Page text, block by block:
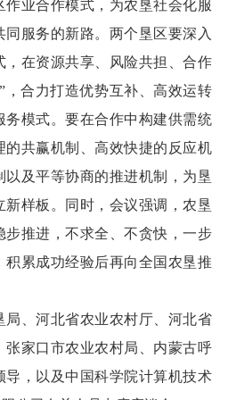
业合作模式，为农垦社会化服
服务的新路。两个垦区要深入
，在资源共享、风险共担、合作
，合力打造优势互补、高效运转
务模式。要在合作中构建供需统
的共赢机制、高效快捷的反应机
及平等协商的推进机制，为垦
新样板。同时，会议强调，农垦
步推进，不求全、不贪快，一步
累成功经验后再向全国农垦推
、河北省农业农村厅、河北省
张家口市农业农村局、内蒙古呼
导，以及中国科学院计算机技术